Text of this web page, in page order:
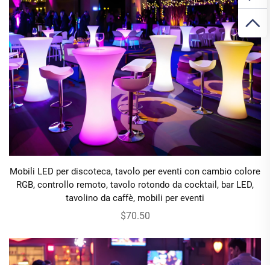
Mobili LED per discoteca, tavolo per eventi con cambio colore
RGB, controllo remoto, tavolo rotondo da cocktail, bar LED,
tavolino da caffè, mobili per eventi
$70.50